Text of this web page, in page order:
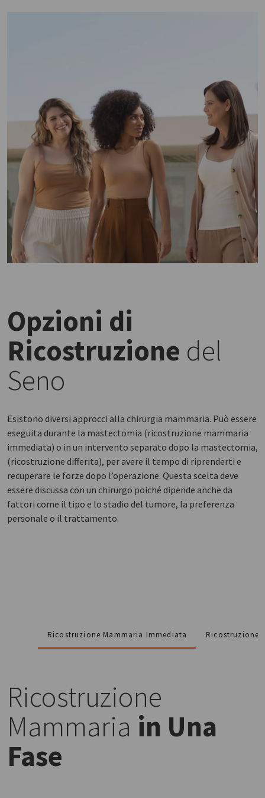
Opzioni di
Ricostruzione del
Seno
Esistono diversi approcci alla chirurgia mammaria. Può essere
eseguita durante la mastectomia (ricostruzione mammaria
immediata) o in un intervento separato dopo la mastectomia,
(ricostruzione differita), per avere il tempo di riprenderti e
recuperare le forze dopo l’operazione. Questa scelta deve
essere discussa con un chirurgo poiché dipende anche da
fattori come il tipo e lo stadio del tumore, la preferenza
personale o il trattamento.
Ricostruzione Mammaria Immediata Ricostruzione
Ricostruzione
Mammaria in Una
Fase